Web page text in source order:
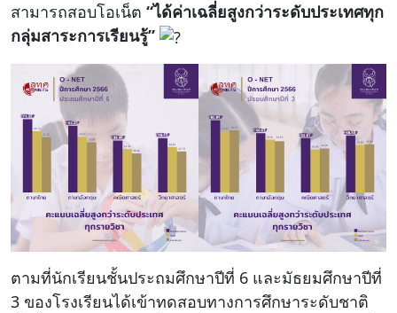
โครงสร้าง
ขอบข่าย
และ
สามารถสอบโอเน็ต “ได้ค่าเฉลี่ยสูงกว่าระดับประเทศทุก
กลุ่มสาระการเรียนรู้”
ตามที่นักเรียนชั้นประถมศึกษาปีที่ 6 และมัธยมศึกษาปีที่
3 ของโรงเรียนได้เข้าทดสอบทางการศึกษาระดับชาติ